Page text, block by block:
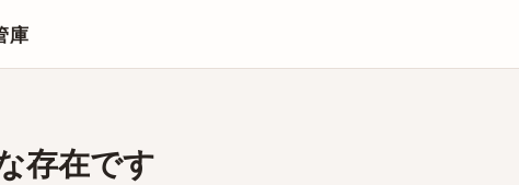
庫
存在です